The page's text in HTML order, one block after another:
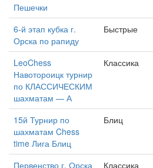
Пешечки
6-й этап кубка г.
Орска по рапиду
Быстрые
LeoChess
Навотороицк турнир
по КЛАССИЧЕСКИМ
шахматам — А
Классика
15й Турнир по
шахматам Chess
time Лига Блиц
Блиц
Первенство г. Орска
Классика